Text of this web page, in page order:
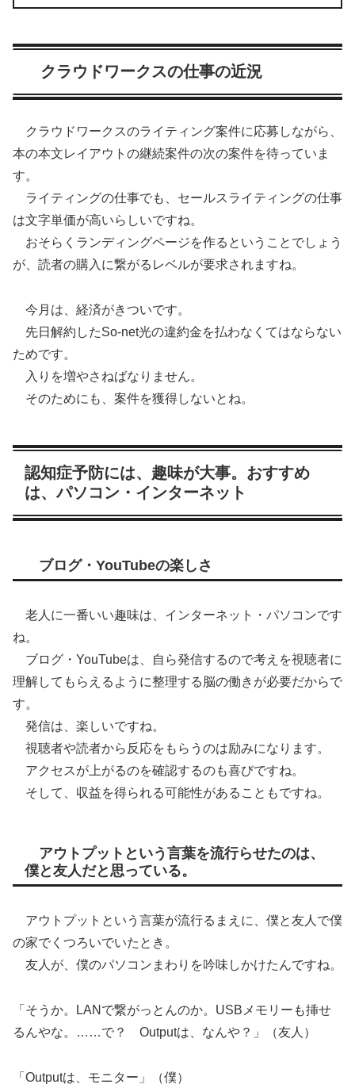
クラウドワークスの仕事の近況
クラウドワークスのライティング案件に応募しながら、
本の本文レイアウトの継続案件の次の案件を待っていま
す。
ライティングの仕事でも、セールスライティングの仕事
は文字単価が高いらしいですね。
おそらくランディングページを作るということでしょう
が、読者の購入に繋がるレベルが要求されますね。
今月は、経済がきついです。
先日解約したSo-net光の違約金を払わなくてはならない
ためです。
入りを増やさねばなりません。
そのためにも、案件を獲得しないとね。
認知症予防には、趣味が大事。おすすめ
は、パソコン・インターネット
ブログ・YouTubeの楽しさ
老人に一番いい趣味は、インターネット・パソコンです
ね。
ブログ・YouTubeは、自ら発信するので考えを視聴者に
理解してもらえるように整理する脳の働きが必要だからで
す。
発信は、楽しいですね。
視聴者や読者から反応をもらうのは励みになります。
アクセスが上がるのを確認するのも喜びですね。
そして、収益を得られる可能性があることもですね。
アウトプットという言葉を流行らせたのは、
僕と友人だと思っている。
アウトプットという言葉が流行るまえに、僕と友人で僕
の家でくつろいでいたとき。
友人が、僕のパソコンまわりを吟味しかけたんですね。
「そうか。LANで繋がっとんのか。USBメモリーも挿せ
るんやな。……で？ Outputは、なんや？」（友人）
「Outputは、モニター」（僕）